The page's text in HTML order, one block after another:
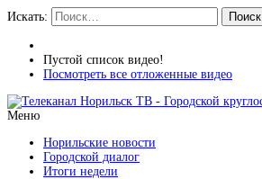
Искать: Поиск
Пустой список видео!
Посмотреть все отложенные видео
Меню
Норильские новости
Городской диалог
Итоги недели